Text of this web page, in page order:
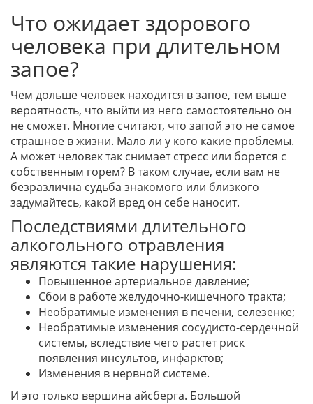
Что ожидает здорового
человека при длительном
запое?
Чем дольше человек находится в запое, тем выше
вероятность, что выйти из него самостоятельно он
не сможет. Многие считают, что запой это не самое
страшное в жизни. Мало ли у кого какие проблемы.
А может человек так снимает стресс или борется с
собственным горем? В таком случае, если вам не
безразлична судьба знакомого или близкого
задумайтесь, какой вред он себе наносит.
Последствиями длительного
алкогольного отравления
являются такие нарушения:
Повышенное артериальное давление;
Сбои в работе желудочно-кишечного тракта;
Необратимые изменения в печени, селезенке;
Необратимые изменения сосудисто-сердечной
системы, вследствие чего растет риск
появления инсультов, инфарктов;
Изменения в нервной системе.
И это только вершина айсберга. Большой